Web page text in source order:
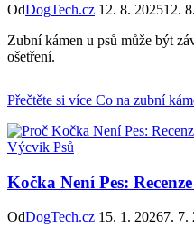
OdDogTech.cz 12. 8. 202512.
Zubní kámen u psů může být
ošetření.
Přečtěte si více Co na zubní
Výcvik Psů
Kočka Není Pes:
OdDogTech.cz 15. 1. 20267. 7.